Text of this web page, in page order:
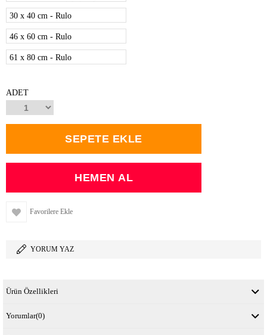
30 x 40 cm - Rulo
46 x 60 cm - Rulo
61 x 80 cm - Rulo
ADET
Favorilere Ekle
YORUM YAZ
Ürün Özellikleri
Yorumlar(0)